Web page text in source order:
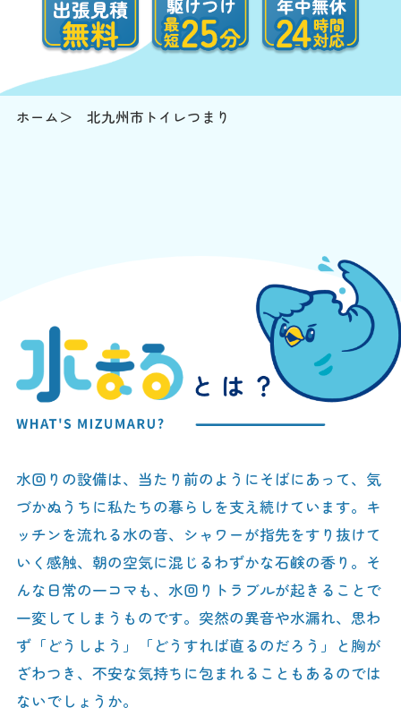
ホーム 北九州市トイレつまり
水回りの設備は、当たり前のようにそばにあって、気
づかぬうちに私たちの暮らしを支え続けています。キ
ッチンを流れる水の音、シャワーが指先をすり抜けて
いく感触、朝の空気に混じるわずかな石鹸の香り。そ
んな日常の一コマも、水回りトラブルが起きることで
一変してしまうものです。突然の異音や水漏れ、思わ
ず「どうしよう」「どうすれば直るのだろう」と胸が
ざわつき、不安な気持ちに包まれることもあるのでは
ないでしょうか。